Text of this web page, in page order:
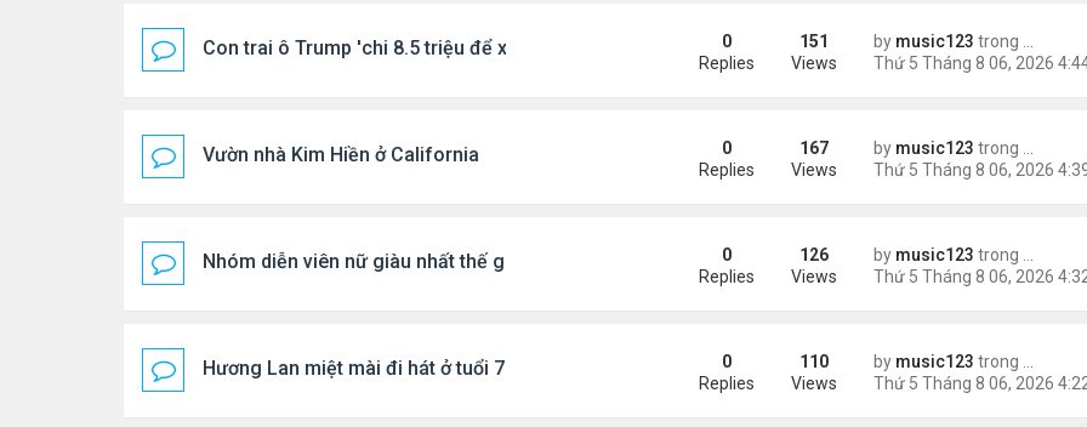
Con trai ô Trump 'chi 8.5 triệu để xóa ràng buộc với vị hôn thê cũ by music123 trong
0
Replies
151
Views
Vườn nhà Kim Hiền ở California by music123 trong
0
Replies
167
Views
Nhóm diễn viên nữ giàu nhất thế giới by music123 trong
0
Replies
126
Views
Hương Lan miệt mài đi hát ở tuổi 70 by music123 trong
0
Replies
110
Views